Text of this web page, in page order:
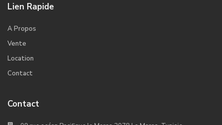
Lien Rapide
A Propos
Vente
Location
Contact
Contact